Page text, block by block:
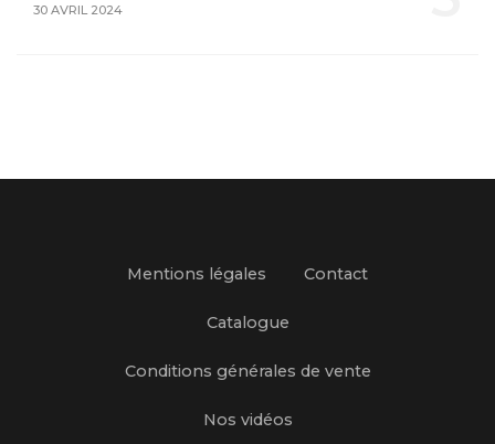
30 AVRIL 2024
Mentions légales Contact
Catalogue
Conditions générales de vente
Nos vidéos